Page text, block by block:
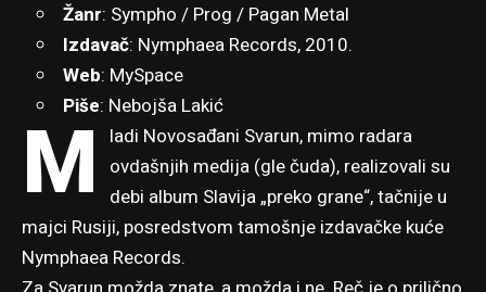
Žanr: Sympho / Prog / Pagan Metal
Izdavač: Nymphaea Records, 2010.
Web: MySpace
Piše: Nebojša Lakić
M
ladi Novosađani Svarun, mimo radara
ovdašnjih medija (gle čuda), realizovali su
debi album Slavija „preko grane“, tačnije u
majci Rusiji, posredstvom tamošnje izdavačke kuće
Nymphaea Records.